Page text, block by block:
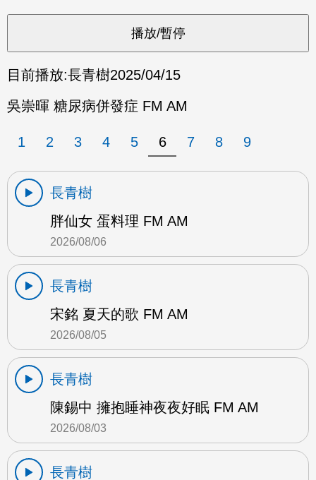
目前播放:長青樹2025/04/15
吳崇暉 糖尿病併發症 FM AM
1 2 3 4 5 6 7 8 9
長青樹
胖仙女 蛋料理 FM AM
2026/08/06
長青樹
宋銘 夏天的歌 FM AM
2026/08/05
長青樹
陳錫中 擁抱睡神夜夜好眠 FM AM
2026/08/03
長青樹